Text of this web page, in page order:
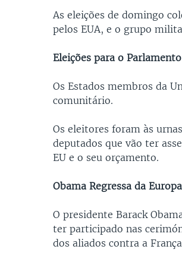
As eleições de domingo
pelos EUA, e o grupo
Eleições para o
Os Estados membros da
comunitário.
Os eleitores foram às
deputados que vão ter
EU e o seu orçamento.
Obama Regressa da Europa
O presidente Barack
ter participado nas
dos aliados contra a